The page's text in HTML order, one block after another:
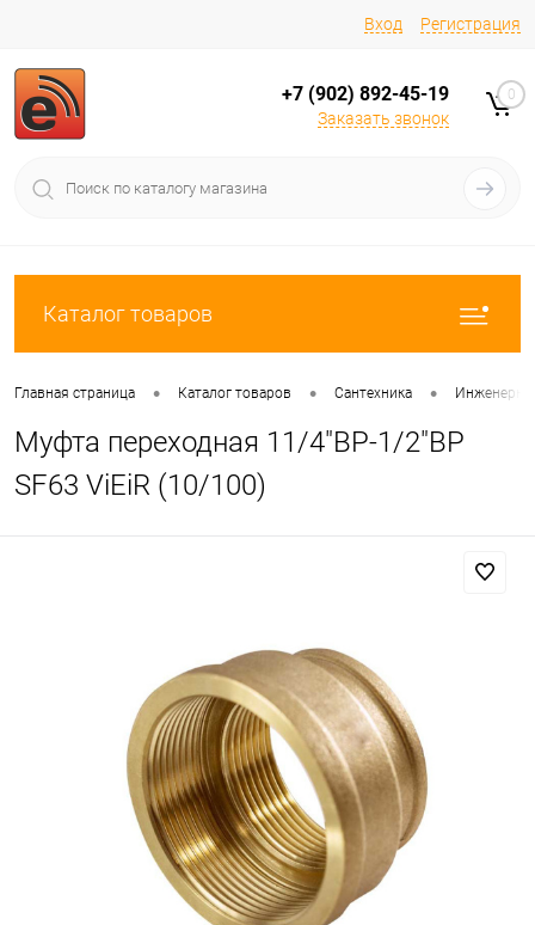
Вход Регистрация
+7 (902) 892-45-19
Заказать звонок
0
Каталог товаров
Главная страница • Каталог товаров • Сантехника •
Муфта переходная 11/4"ВР-1/2"ВР
SF63 ViEiR (10/100)